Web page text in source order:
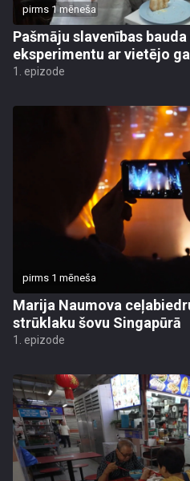
pirms 1 mēneša
Pašmāju slavenības
eksperimentu ar vietējo
1. epizode
pirms 1 mēneša
Marija Naumova
strūklaku šovu Singapūrā
1. epizode